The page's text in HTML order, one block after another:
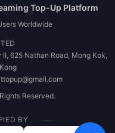
Top-Up Platform
Worldwide
625 Nathan Road, Mong Kok,
Reserved.
BY